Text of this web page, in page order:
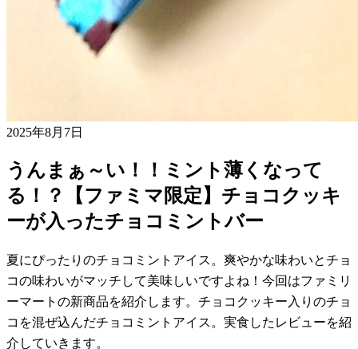
2025年8月7日
うんまぁ～い！！ミント薄くなって
る！？【ファミマ限定】チョコクッキ
ーが入ったチョコミントバー
夏にぴったりのチョコミントアイス。爽やかな味わいとチョ
コの味わいがマッチして美味しいですよね！今回はファミリ
ーマートの新商品を紹介します。チョコクッキー入りのチョ
コを混ぜ込んだチョコミントアイス。実食したレビューを紹
介していきます。